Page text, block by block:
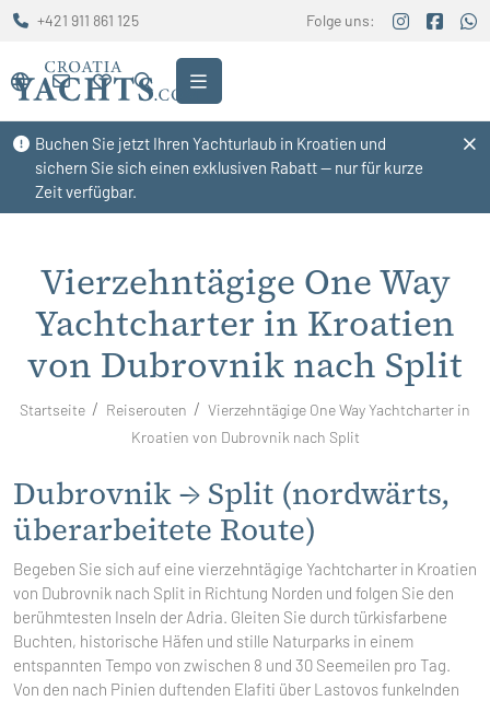
Buchen Sie jetzt Ihren Yachturlaub in Kroatien und
sichern Sie sich einen exklusiven Rabatt — nur für kurze
Zeit verfügbar.
+421 911 861 125 Folge uns:
Vierzehntägige One Way
Yachtcharter in Kroatien
von Dubrovnik nach Split
Startseite Reiserouten
Vierzehntägige One Way Yachtcharter in
Kroatien von Dubrovnik nach Split
Dubrovnik → Split (nordwärts,
überarbeitete Route)
Begeben Sie sich auf eine vierzehntägige Yachtcharter in Kroatien
von Dubrovnik nach Split in Richtung Norden und folgen Sie den
berühmtesten Inseln der Adria. Gleiten Sie durch türkisfarbene
Buchten, historische Häfen und stille Naturparks in einem
entspannten Tempo von zwischen 8 und 30 Seemeilen pro Tag.
Von den nach Pinien duftenden Elafiti über Lastovos funkelnden